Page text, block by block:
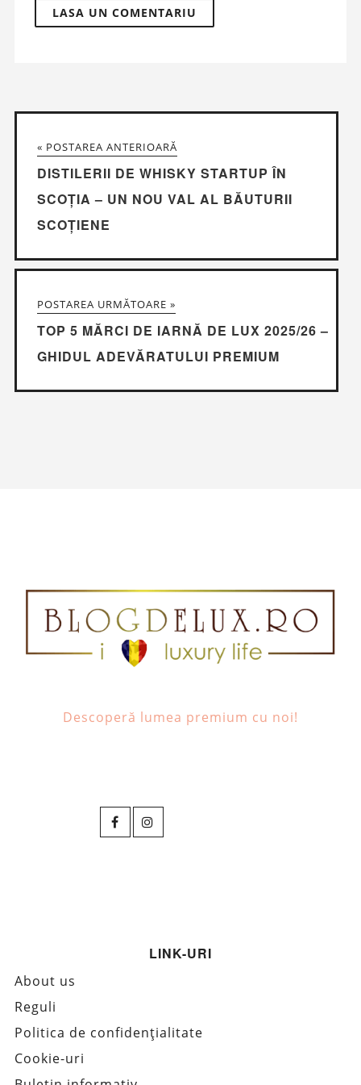
« POSTAREA ANTERIOARĂ
DISTILERII DE WHISKY STARTUP ÎN
SCOȚIA – UN NOU VAL AL BĂUTURII
SCOȚIENE
POSTAREA URMĂTOARE »
TOP 5 MĂRCI DE IARNĂ DE LUX 2025/26 –
GHIDUL ADEVĂRATULUI PREMIUM
Descoperă lumea premium cu noi!
LINK-URI
About us
Reguli
Politica de confidențialitate
Cookie-uri